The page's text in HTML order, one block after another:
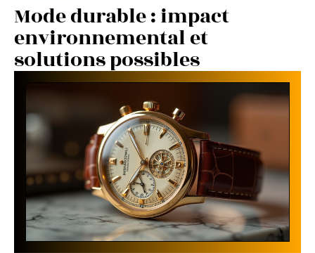
Mode durable : impact
environnemental et
solutions possibles